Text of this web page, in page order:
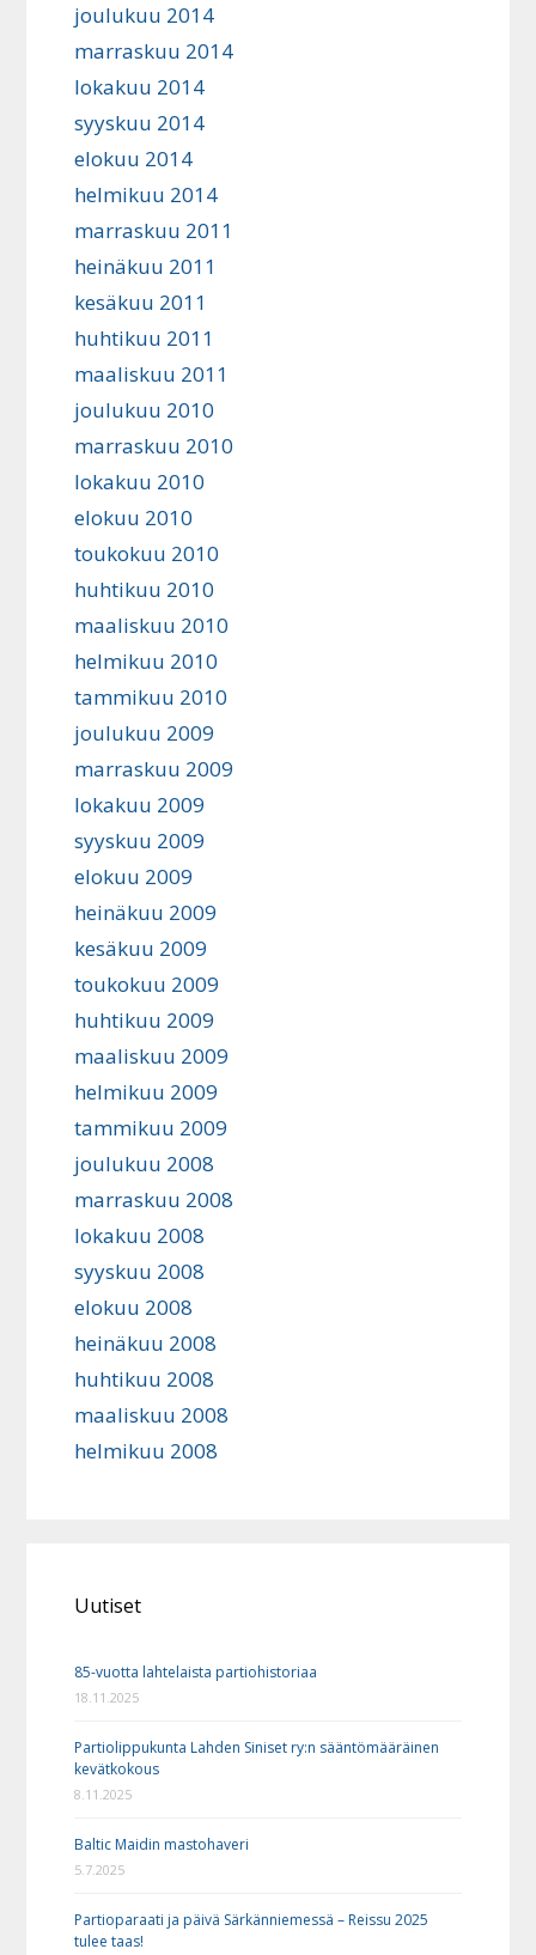
joulukuu 2014
marraskuu 2014
lokakuu 2014
syyskuu 2014
elokuu 2014
helmikuu 2014
marraskuu 2011
heinäkuu 2011
kesäkuu 2011
huhtikuu 2011
maaliskuu 2011
joulukuu 2010
marraskuu 2010
lokakuu 2010
elokuu 2010
toukokuu 2010
huhtikuu 2010
maaliskuu 2010
helmikuu 2010
tammikuu 2010
joulukuu 2009
marraskuu 2009
lokakuu 2009
syyskuu 2009
elokuu 2009
heinäkuu 2009
kesäkuu 2009
toukokuu 2009
huhtikuu 2009
maaliskuu 2009
helmikuu 2009
tammikuu 2009
joulukuu 2008
marraskuu 2008
lokakuu 2008
syyskuu 2008
elokuu 2008
heinäkuu 2008
huhtikuu 2008
maaliskuu 2008
helmikuu 2008
Uutiset
85-vuotta lahtelaista partiohistoriaa
18.11.2025
Partiolippukunta Lahden Siniset ry:n sääntömääräinen
kevätkokous
8.11.2025
Baltic Maidin mastohaveri
5.7.2025
Partioparaati ja päivä Särkänniemessä – Reissu 2025
tulee taas!